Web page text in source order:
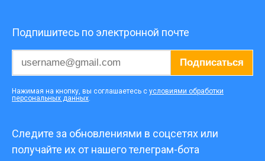
Подпишитесь по электронной почте
Подписаться
Нажимая на кнопку, вы соглашаетесь с условиями обработки
персональных данных.
Следите за обновлениями в соцсетях или
получайте их от нашего телеграм-бота